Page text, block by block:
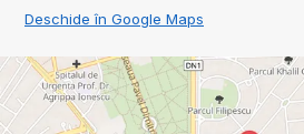
Deschide în Google Maps